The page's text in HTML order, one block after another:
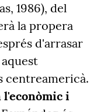
1986), del
la propera
d'arrasar
centreamericà.
i